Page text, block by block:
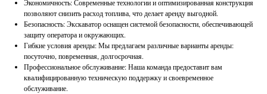
Экономичность: Современные технологии и оптимизированная конструкция
позволяют снизить расход топлива, что делает аренду выгодной.
Безопасность: Экскаватор оснащен системой безопасности, обеспечивающей
защиту оператора и окружающих.
Гибкие условия аренды: Мы предлагаем различные варианты аренды:
посуточно, повременная, долгосрочная.
Профессиональное обслуживание: Наша команда предоставит вам
квалифицированную техническую поддержку и своевременное
обслуживание.